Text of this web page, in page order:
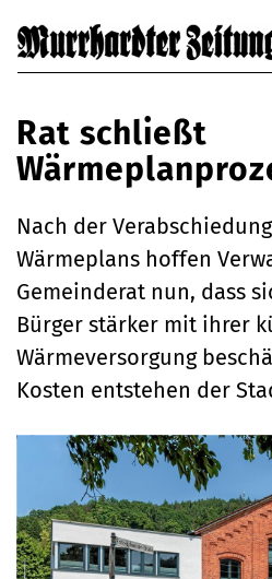
Rat schließt
Nach der
Wärmeplans hoffen
Gemeinderat nun, dass
Bürger stärker mit ihrer
Wärmeversorgung
Kosten entstehen der